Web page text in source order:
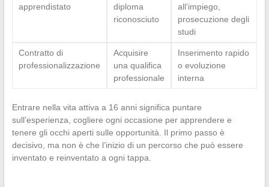
apprendistato
diploma
riconosciuto
all’impiego,
prosecuzione degli
studi
Contratto di
professionalizzazione
Acquisire
una qualifica
professionale
Inserimento rapido
o evoluzione
interna
Entrare nella vita attiva a 16 anni significa puntare
sull’esperienza, cogliere ogni occasione per apprendere e
tenere gli occhi aperti sulle opportunità. Il primo passo è
decisivo, ma non è che l’inizio di un percorso che può essere
inventato e reinventato a ogni tappa.